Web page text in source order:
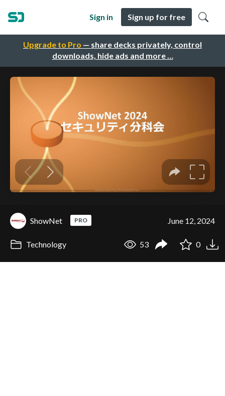
Upgrade to Pro — share decks privately, control
downloads, hide ads and more …
Sign in Sign up for free
ShowNet PRO June 12, 2024
Technology 53 0